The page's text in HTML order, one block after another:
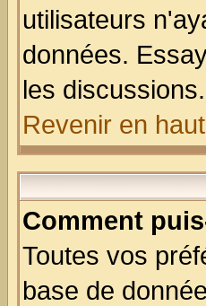
utilisateurs
données.
les discussions.
Revenir en
Comment
Toutes vos
base de